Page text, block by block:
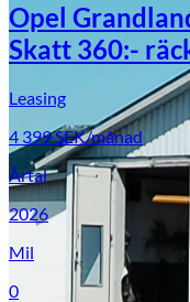
Opel
Skatt 360:-
Leasing
4 399SEK/månad
Årtal
2026
Mil
0